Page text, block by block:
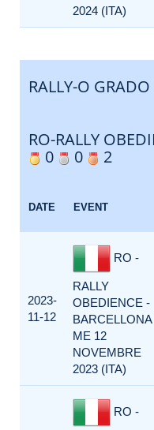
2024 (ITA)
RALLY-O
RO-RALLY
0
0 2
DATE EVENT
2023-
11-12
RO -
RALLY
OBEDIENCE -
BARCELLONA
ME 12
NOVEMBRE
2023 (ITA)
RO -